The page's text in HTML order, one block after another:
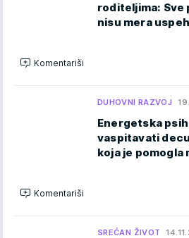
roditeljima: Sve
nisu mera
Komentariši
DUHOVNI RAZVOJ
Energetska
vaspitavati
koja je pomogla
Komentariši
SREĆAN ŽIVOT